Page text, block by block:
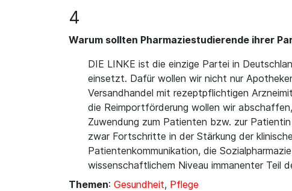
4
Warum sollten Pharmaziestudierende ihrer
DIE LINKE ist die einzige Partei in
einsetzt. Dafür wollen wir nicht nur
Versandhandel mit rezeptpflichtigen
die Reimportförderung wollen wir
Zuwendung zum Patienten bzw. zur
zwar Fortschritte in der Stärkung der
Patientenkommunikation, die
wissenschaftlichem Niveau immanenter Teil
Themen: Gesundheit, Pflege